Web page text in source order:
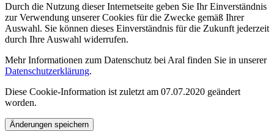
Durch die Nutzung dieser Internetseite geben Sie Ihr Einverständnis
zur Verwendung unserer Cookies für die Zwecke gemäß Ihrer
Auswahl. Sie können dieses Einverständnis für die Zukunft jederzeit
durch Ihre Auswahl widerrufen.
Mehr Informationen zum Datenschutz bei Aral finden Sie in unserer
Datenschutzerklärung.
Diese Cookie-Information ist zuletzt am 07.07.2020 geändert
worden.
Änderungen speichern